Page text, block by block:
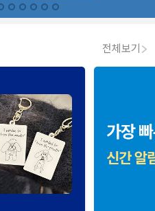
전체보기